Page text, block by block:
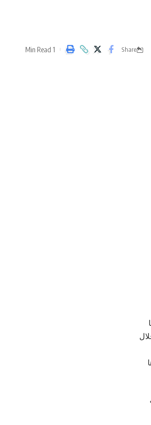
Share
1 Min Read
(12) ساعة من خلال